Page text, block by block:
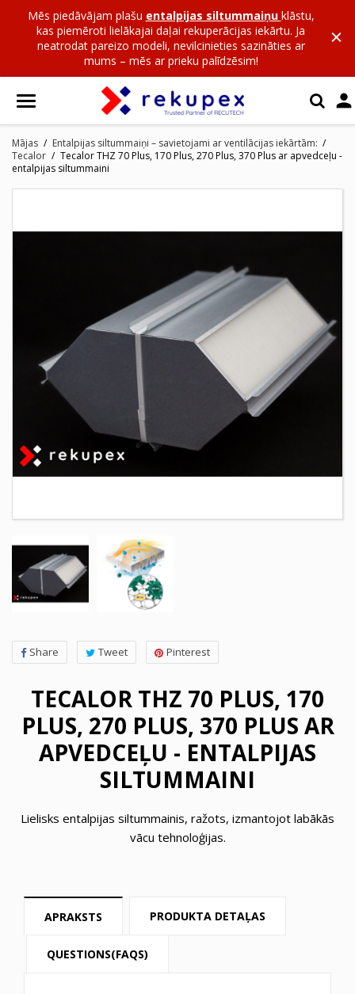
Mēs piedāvājam plašu entalpijas siltummaiņu klāstu,
kas piemēroti lielākajai daļai rekuperācijas iekārtu. Ja
neatrodat pareizo modeli, nevilcinieties sazināties ar
mums – mēs ar prieku palīdzēsim!

Mājas
Entalpijas siltummaiņi – savietojami ar ventilācijas iekārtām:
Tecalor
Tecalor THZ 70 Plus, 170 Plus, 270 Plus, 370 Plus ar apvedceļu -
entalpijas siltummaini
Share Tweet Pinterest
TECALOR THZ 70 PLUS, 170
PLUS, 270 PLUS, 370 PLUS AR
APVEDCEĻU - ENTALPIJAS
SILTUMMAINI
Lielisks entalpijas siltummainis, ražots, izmantojot labākās
vācu tehnoloģijas.
APRAKSTS PRODUKTA DETAĻAS
QUESTIONS(FAQS)